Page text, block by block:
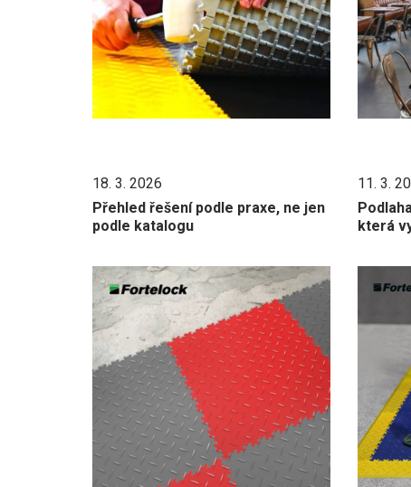
18. 3. 2026
Přehled řešení podle praxe, ne jen
podle katalogu
11. 3.
která